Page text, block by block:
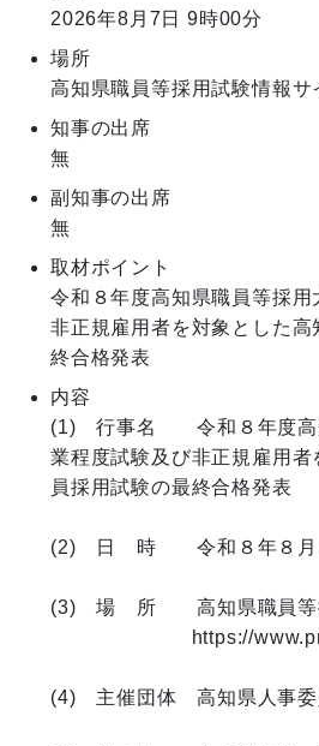
2026年8月7日 9時00分
場所
高知県職員等採用試験情報サ
知事の出席
無
副知事の出席
無
取材ポイント
令和８年度高知県職員等採
非正規雇用者を対象とした
終合格発表
内容
(1)　行事名　　令和８年度
業程度試験及び非正規雇用
員採用試験の最終合格発表
(2)　日　時　　令和８年８
(3)　場　所　　高知県職員
https://
(4)　主催団体　高知県人事